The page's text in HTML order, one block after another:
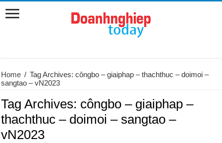
Home / Tag Archives: côngbo – giaiphap – thachthuc – doimoi –
sangtao – vN2023
Tag Archives: côngbo – giaiphap –
thachthuc – doimoi – sangtao –
vN2023